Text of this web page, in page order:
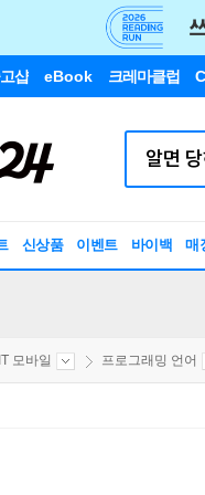
샵 eBook 크레마클럽
신상품 이벤트 바이백 매
IT 모바일 프로그래밍 언어